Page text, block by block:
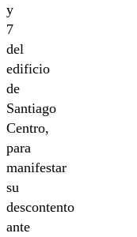
y
7
del
edificio
de
Santiago
Centro,
para
manifestar
su
descontento
ante